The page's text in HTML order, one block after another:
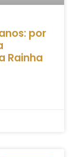
por
Rainha